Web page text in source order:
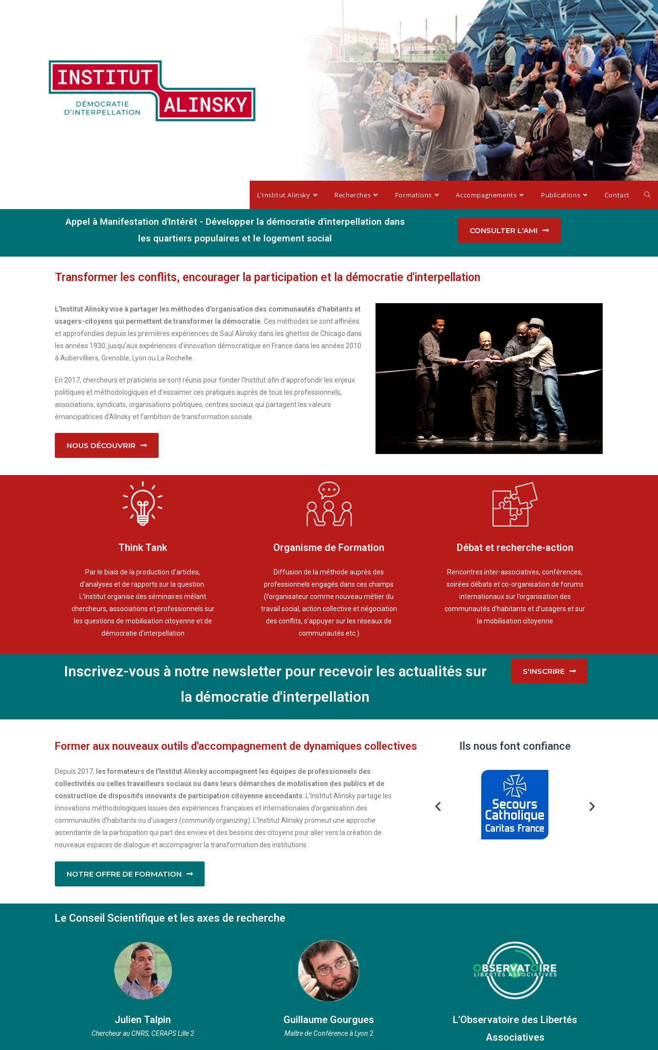
L’Institut Alinsky Recherches Formations Accompagnements Publications Contact
Appel à Manifestation d'Intérêt - Développer la démocratie d'interpellation dans
les quartiers populaires et le logement social
CONSULTER L'AMI
Transformer les conflits, encourager la participation et la démocratie d'interpellation
L’Institut Alinsky vise à partager les méthodes d’organisation des communautés d’habitants et
usagers-citoyens qui permettent de transformer la démocratie. Ces méthodes se sont affinées
et approfondies depuis les premières expériences de Saul Alinsky dans les ghettos de Chicago dans
les années 1930, jusqu’aux expériences d’innovation démocratique en France dans les années 2010
à Aubervilliers, Grenoble, Lyon ou La Rochelle.
En 2017, chercheurs et praticiens se sont réunis pour fonder l’Institut afin d’approfondir les enjeux
politiques et méthodologiques et d’essaimer ces pratiques auprès de tous les professionnels,
associations, syndicats, organisations politiques, centres sociaux qui partagent les valeurs
émancipatrices d’Alinsky et l’ambition de transformation sociale.
NOUS DÉCOUVRIR
Think Tank
Par le biais de la production d’articles,
d’analyses et de rapports sur la question.
L’Institut organise des séminaires mêlant
chercheurs, associations et professionnels sur
les questions de mobilisation citoyenne et de
démocratie d’interpellation
Organisme de Formation
Diffusion de la méthode auprès des
professionnels engagés dans ces champs
(l’organisateur comme nouveau métier du
travail social, action collective et négociation
des conflits, s’appuyer sur les réseaux de
communautés etc.)
Débat et recherche-action
Rencontres inter-associatives, conférences,
soirées débats et co-organisation de forums
internationaux sur l’organisation des
communautés d’habitants et d’usagers et sur
la mobilisation citoyenne
Inscrivez-vous à notre newsletter pour recevoir les actualités sur
la démocratie d'interpellation
S'INSCRIRE
Former aux nouveaux outils d'accompagnement de dynamiques collectives
Depuis 2017, les formateurs de l’Institut Alinsky accompagnent les équipes de professionnels des
collectivités ou celles travailleurs sociaux ou dans leurs démarches de mobilisation des publics et de
construction de dispositifs innovants de participation citoyenne ascendants . L’Institut Alinsky partage les
innovations méthodologiques issues des expériences françaises et internationales d’organisation des
communautés d’habitants ou d’usagers (community organizing). L’Institut Alinsky promeut une approche
ascendante de la participation qui part des envies et des besoins des citoyens pour aller vers la création de
nouveaux espaces de dialogue et accompagner la transformation des institutions.
NOTRE OFFRE DE FORMATION
Ils nous font confiance
Le Conseil Scientifique et les axes de recherche
Julien Talpin
Chercheur au CNRS, CERAPS Lille 2
Guillaume Gourgues
Maître de Conférence à Lyon 2
L'Observatoire des Libertés
Associatives